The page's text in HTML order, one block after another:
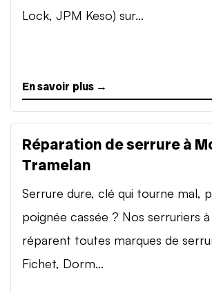
Lock, JPM Keso) sur...
En savoir plus →
Réparation de serrure à
Tramelan
Serrure dure, clé qui tourne mal,
poignée cassée ? Nos serruriers
réparent toutes marques de
Fichet, Dorm...